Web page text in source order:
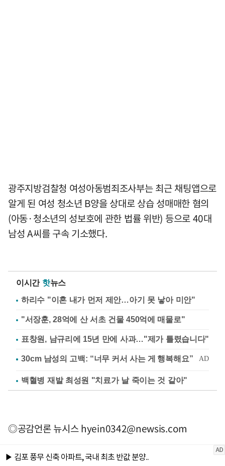
광주지방검찰청 여성아동범죄조사부는 최근 채팅앱으로
알게 된 여성 청소년 B양을 상대로 상습 성매매한 혐의
(아동·청소년의 성보호에 관한 법률 위반) 등으로 40대
남성 A씨를 구속 기소했다.
이시간 핫뉴스
하리수 "이혼 내가 먼저 제안…아기 못 낳아 미안"
"서장훈, 28억에 산 서초 건물 450억에 매물로"
표창원, 남규리에 15년 만에 사과…"제가 틀렸습니다"
백혈병 재발 최성원 "치료가 날 죽이는 것 같아"
◎공감언론 뉴시스hyein0342@newsis.com